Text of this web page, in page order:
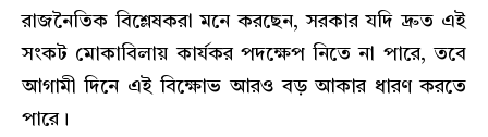
রাজনৈতিক বিশ্লেষকরা মনে করছেন, সরকার যদি দ্রুত এই
সংকট মোকাবিলায় কার্যকর পদক্ষেপ নিতে না পারে, তবে
আগামী দিনে এই বিক্ষোভ আরও বড় আকার ধারণ করতে
পারে।